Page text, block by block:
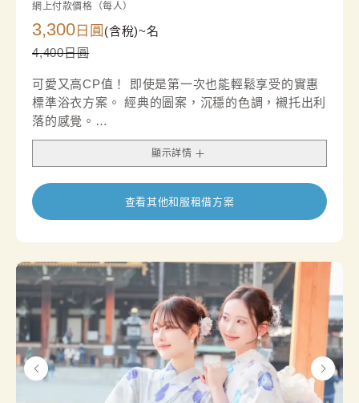
網上付款價格（每人）
3,300 日圓 (含稅)~名
4,400日圓
可愛又高CP值！ 即使是第一次也能輕鬆享受的實惠
標準浴衣方案。 經典的圖案，沉穩的色調，襯托出利
落的感覺。
我們還建議您在腰帶可以搭配腰帶配飾，打造別緻的
顯示詳情
查看其他和服租借方案